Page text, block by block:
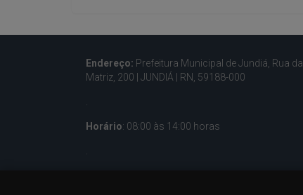
Endereço: Prefeitura Municipal de Jundiá, Rua da
Matriz, 200 |
JUNDIÁ | RN, 59188-000
Horário: 08:00 às 14:00 horas